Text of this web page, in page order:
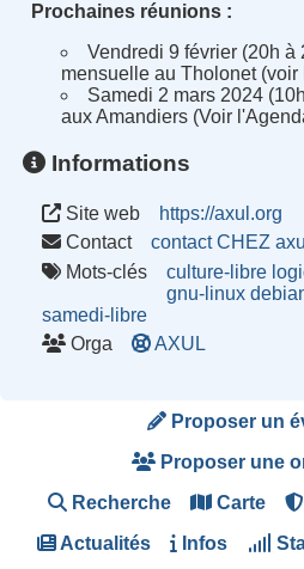
Prochaines réunions :
Vendredi 9 février (20h à
mensuelle au Tholonet
Samedi 2 mars 2024
aux Amandiers (Voir
Informations
Site web
https://axul.org
Contact
contact CHEZ
Mots-clés
culture-libre
gnu-linux
samedi-libre
Orga
AXUL
Proposer un
Proposer une
Recherche Carte
Actualités Infos